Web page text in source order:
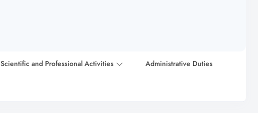
Scientific and Professional Activities Administrative Duties